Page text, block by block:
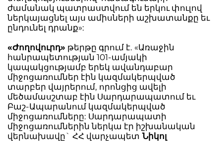
ժամանակ պատրաստվում են երկու փուլով
ներկայացնել այս ամիսների աշխատանքը եւ
ընդունել դրանք»:
«Ժողովուրդ» թերթը գրում է. «Առաջին
հանրապետության 101-ամյակի
կապակցությամբ երեկ ավանդաբար
միջոցառումներ էին կազմակերպված
տարբեր վայրերում, որոնցից ավելի
մեծամասշտաբ էին Սարդարապատում եւ
Բաշ-Ապարանում կազմակերպված
միջոցառումները: Սարդարապատի
միջոցառումներին ներկա էր իշխանական
վերնախավը` ՀՀ վարչապետ Նիկոլ